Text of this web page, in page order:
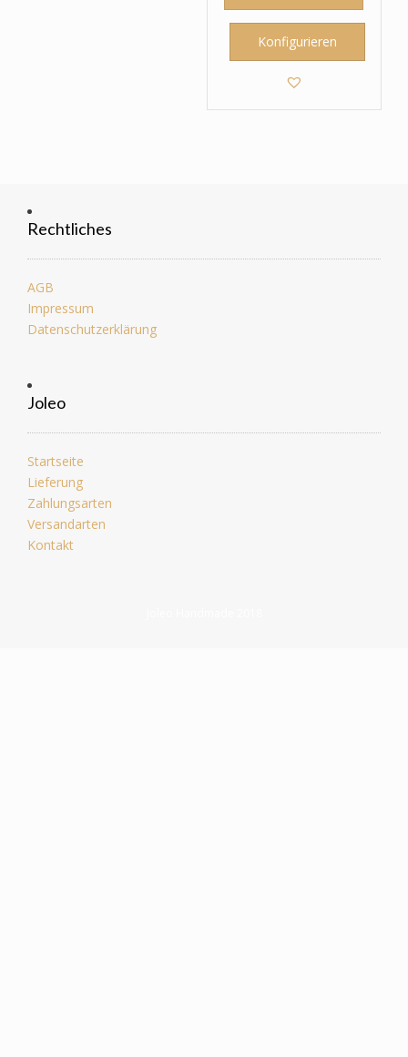
Konfigurieren
Rechtliches
AGB
Impressum
Datenschutzerklärung
Joleo
Startseite
Lieferung
Zahlungsarten
Versandarten
Kontakt